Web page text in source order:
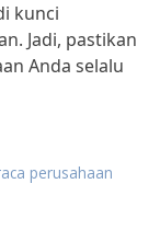
kunci
Jadi, pastikan
Anda selalu
perusahaan